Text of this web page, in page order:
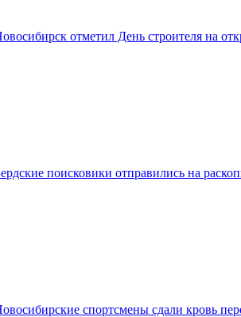
отметил День строителя на
поисковики отправились на
спортсмены сдали кровь